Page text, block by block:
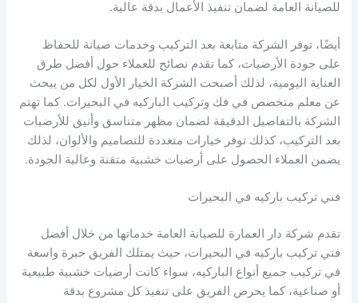
للصيانة العامة لضمان تنفيذ الأعمال بدقة عالية.
أيضًا، توفر الشركة متابعة بعد التركيب وخدمات صيانة للحفاظ
على جودة الأرضيات، كما تقدم نصائح للعملاء حول أفضل طرق
العناية اليومية، لذلك أصبحت الشركة الخيار الأول لكل من يبحث
عن معلم متخصص في فك وتركيب الباركيه في البحيرات. كما تهتم
الشركة بالتفاصيل الدقيقة لضمان مظهر متناسق وأنيق للأرضيات
بعد التركيب، كذلك توفر خيارات متعددة للتصاميم والألوان، لذلك
يضمن العملاء الحصول على أرضيات خشبية متقنة وعالية الجودة.
فني تركيب باركيه في البحيرات
تقدم شركة دار العمارة للصيانة العامة خدماتها من خلال أفضل
فني تركيب باركيه في البحيرات، حيث يمتلك الفريق خبرة واسعة
في تركيب جميع أنواع الباركيه، سواء كانت أرضيات خشبية طبيعية
أو صناعية، كما يحرص الفريق على تنفيذ كل مشروع بدقة